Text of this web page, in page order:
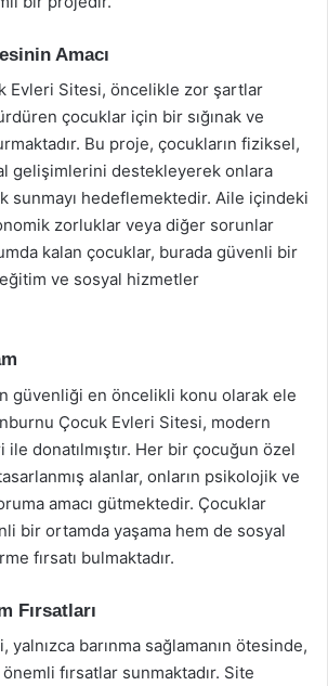
Amacı
Evleri Sitesi, öncelikle zor şartlar
çocuklar için bir sığınak ve
Bu proje, çocukların fiziksel,
gelişimlerini destekleyerek onlara
sunmayı hedeflemektedir. Aile içindeki
zorluklar veya diğer sorunlar
kalan çocuklar, burada güvenli bir
ve sosyal hizmetler
güvenliği en öncelikli konu olarak ele
Çocuk Evleri Sitesi, modern
donatılmıştır. Her bir çocuğun özel
alanlar, onların psikolojik ve
amacı gütmektedir. Çocuklar
bir ortamda yaşama hem de sosyal
fırsatı bulmaktadır.
Fırsatları
yalnızca barınma sağlamanın ötesinde,
fırsatlar sunmaktadır. Site